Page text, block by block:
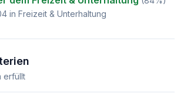
in Freizeit & Unterhaltung
erfüllt